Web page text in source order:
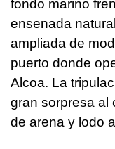
fondo marino
ensenada
ampliada de
puerto donde
Alcoa. La
gran sorpresa al
de arena y lodo